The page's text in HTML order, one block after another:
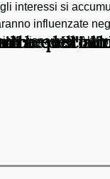
interessi si
influenzate
risparmio.
di acquisto
e